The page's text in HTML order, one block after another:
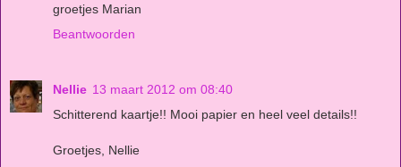
groetjes Marian
Beantwoorden
Nellie 13 maart 2012 om 08:40
Schitterend kaartje!! Mooi papier en heel veel details!!
Groetjes, Nellie